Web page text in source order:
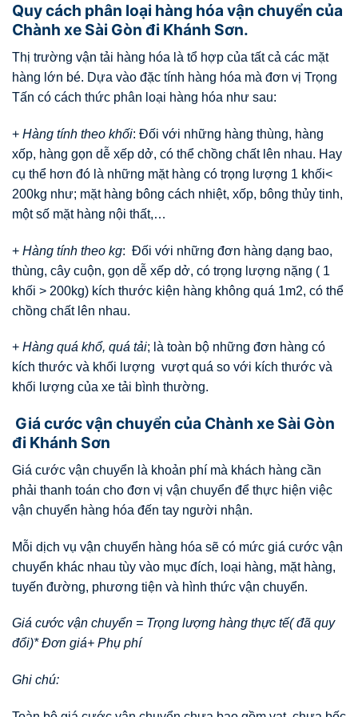
Quy cách phân loại hàng hóa vận chuyển của
Chành xe Sài Gòn đi Khánh Sơn.
Thị trường vận tải hàng hóa là tổ hợp của tất cả các mặt
hàng lớn bé. Dựa vào đặc tính hàng hóa mà đơn vị Trọng
Tấn có cách thức phân loại hàng hóa như sau:
+ Hàng tính theo khối: Đối với những hàng thùng, hàng
xốp, hàng gọn dễ xếp dở, có thể chồng chất lên nhau. Hay
cụ thể hơn đó là những mặt hàng có trọng lượng 1 khối<
200kg như; mặt hàng bông cách nhiệt, xốp, bông thủy tinh,
một số mặt hàng nội thất,…
+ Hàng tính theo kg: Đối với những đơn hàng dạng bao,
thùng, cây cuộn, gọn dễ xếp dở, có trọng lượng nặng ( 1
khối > 200kg) kích thước kiện hàng không quá 1m2, có thể
chồng chất lên nhau.
+ Hàng quá khổ, quá tải; là toàn bộ những đơn hàng có
kích thước và khối lượng vượt quá so với kích thước và
khối lượng của xe tải bình thường.
Giá cước vận chuyển của Chành xe Sài Gòn
đi Khánh Sơn
Giá cước vận chuyển là khoản phí mà khách hàng cần
phải thanh toán cho đơn vị vận chuyển để thực hiện việc
vận chuyển hàng hóa đến tay người nhận.
Mỗi dịch vụ vận chuyển hàng hóa sẽ có mức giá cước vận
chuyển khác nhau tùy vào mục đích, loại hàng, mặt hàng,
tuyến đường, phương tiện và hình thức vận chuyển.
Giá cước vận chuyển = Trọng lượng hàng thực tế( đã quy
đổi)* Đơn giá+ Phụ phí
Ghi chú: